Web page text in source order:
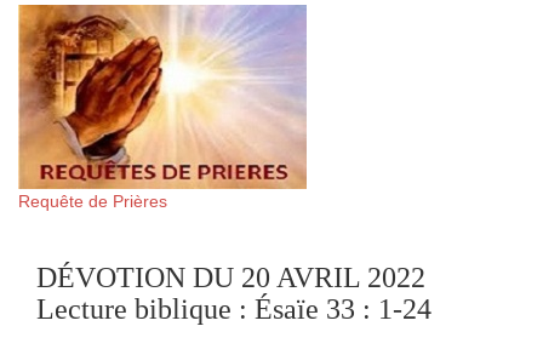
Requête de Prières
DÉVOTION DU 20 AVRIL 2022
Lecture biblique : Ésaïe 33 : 1-24